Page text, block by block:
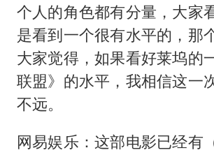
个人的角色都有分量，大家
是看到一个很有水平的，那
大家觉得，如果看好莱坞的
联盟》的水平，我相信这一
不远。
网易娱乐：这部电影已经有